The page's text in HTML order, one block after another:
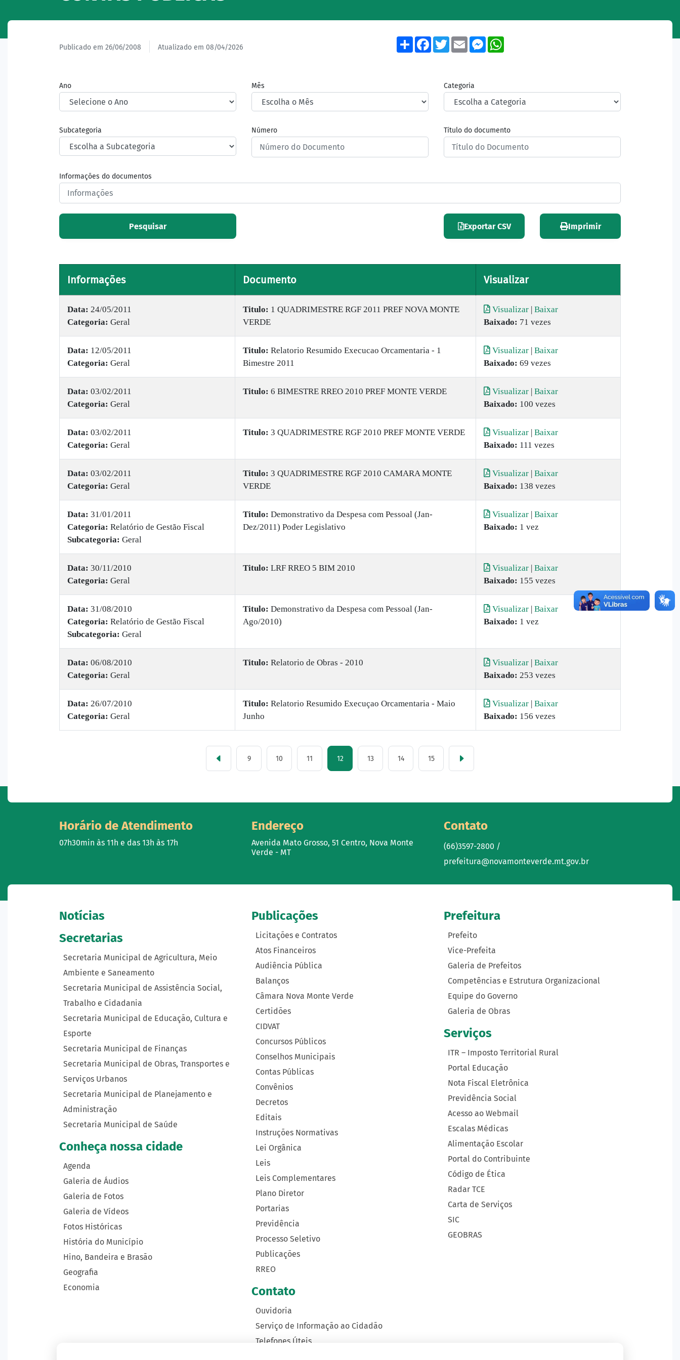
Publicado em 26/06/2008 Atualizado em 08/04/2026
ShareFacebook
TwitterEmailMessenger
Ano Mês Categoria
Subcategoria Número Título do documento
Informações do documentos
Pesquisar Exportar CSV Imprimir
Informações Documento Visualizar
Data: 24/05/2011
Categoria: Geral
Titulo: 1 QUADRIMESTRE RGF 2011 PREF NOVA MONTE
VERDE
Visualizar | Baixar
Baixado: 71 vezes
Data: 12/05/2011
Categoria: Geral
Titulo: Relatorio Resumido Execucao Orcamentaria - 1
Bimestre 2011
Visualizar | Baixar
Baixado: 69 vezes
Data: 03/02/2011
Categoria: Geral
Titulo: 6 BIMESTRE RREO 2010 PREF MONTE VERDE Visualizar | Baixar
Baixado: 100 vezes
Data: 03/02/2011
Categoria: Geral
Titulo: 3 QUADRIMESTRE RGF 2010 PREF MONTE VERDE Visualizar | Baixar
Baixado: 111 vezes
Data: 03/02/2011
Categoria: Geral
Titulo: 3 QUADRIMESTRE RGF 2010 CAMARA MONTE
VERDE
Visualizar | Baixar
Baixado: 138 vezes
Data: 31/01/2011
Categoria: Relatório de Gestão Fiscal
Subcategoria: Geral
Titulo: Demonstrativo da Despesa com Pessoal (Jan-
Dez/2011) Poder Legislativo
Visualizar | Baixar
Baixado: 1 vez
Data: 30/11/2010
Categoria: Geral
Titulo: LRF RREO 5 BIM 2010 Visualizar | Baixar
Baixado: 155 vezes
Data: 31/08/2010
Categoria: Relatório de Gestão Fiscal
Subcategoria: Geral
Titulo: Demonstrativo da Despesa com Pessoal (Jan-
Ago/2010)
Visualizar | Baixar
Baixado: 1 vez
Data: 06/08/2010
Categoria: Geral
Titulo: Relatorio de Obras - 2010 Visualizar | Baixar
Baixado: 253 vezes
Data: 26/07/2010
Categoria: Geral
Titulo: Relatorio Resumido Execuçao Orcamentaria - Maio
Junho
Visualizar | Baixar
Baixado: 156 vezes
9 10 11 12 13 14 15
Horário de Atendimento
07h30min às 11h e das 13h às 17h
Endereço
Avenida Mato Grosso, 51 Centro, Nova Monte
Verde - MT
Contato
(66)3597-2800 /
prefeitura@novamonteverde.mt.gov.br
Notícias
Secretarias
Secretaria Municipal de Agricultura, Meio
Ambiente e Saneamento
Secretaria Municipal de Assistência Social,
Trabalho e Cidadania
Secretaria Municipal de Educação, Cultura e
Esporte
Secretaria Municipal de Finanças
Secretaria Municipal de Obras, Transportes e
Serviços Urbanos
Secretaria Municipal de Planejamento e
Administração
Secretaria Municipal de Saúde
Conheça nossa cidade
Agenda
Galeria de Áudios
Galeria de Fotos
Galeria de Vídeos
Fotos Históricas
História do Município
Hino, Bandeira e Brasão
Geografia
Economia
Publicações
Licitações e Contratos
Atos Financeiros
Audiência Pública
Balanços
Câmara Nova Monte Verde
Certidões
CIDVAT
Concursos Públicos
Conselhos Municipais
Contas Públicas
Convênios
Decretos
Editais
Instruções Normativas
Lei Orgânica
Leis
Leis Complementares
Plano Diretor
Portarias
Previdência
Processo Seletivo
Publicações
RREO
Contato
Ouvidoria
Serviço de Informação ao Cidadão
Telefones Úteis
Prefeitura
Prefeito
Vice-Prefeita
Galeria de Prefeitos
Competências e Estrutura Organizacional
Equipe do Governo
Galeria de Obras
Serviços
ITR – Imposto Territorial Rural
Portal Educação
Nota Fiscal Eletrônica
Previdência Social
Acesso ao Webmail
Escalas Médicas
Alimentação Escolar
Portal do Contribuinte
Código de Ética
Radar TCE
Carta de Serviços
SIC
GEOBRAS